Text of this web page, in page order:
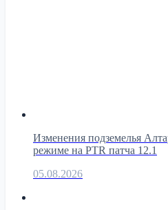
Изменения подземелья
режиме на PTR патча 12.1
05.08.2026